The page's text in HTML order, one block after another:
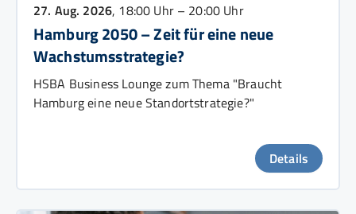
27. Aug. 2026, 18:00 Uhr – 20:00 Uhr
Hamburg 2050 – Zeit für eine neue
Wachstumsstrategie?
HSBA Business Lounge zum Thema "Braucht
Hamburg eine neue Standortstrategie?"
Details